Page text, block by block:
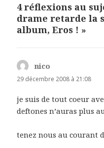
4 réflexions au
drame retarde la
album, Eros ! »
nico
29 décembre 2008 à 21:08
je suis de tout coeur
deftones n’auras plus
tenez nous au courant